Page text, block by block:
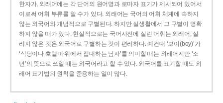
한자가, 외래어에는 각 단어의 원어명과 로마자 표기가 제시되어 있어서
이로써 어휘 부류를 알 수가 있다. 외래어는 국어의 어휘 체계에 속하지
않는 외국어와 개념적으로 구별된다. 하지만 실생활에서 그 구별이 명확
하지 않을 때가 있다. 현실적으로는 국어사전에 실린 어휘는 외래어, 실
리지 않은 것은 외국어로 구별하는 것이 편리하다. 예컨대 ‘보이(boy)’가
‘식당이나 호텔 따위에서 접대하는 남자’를 의미할 때는 외래어지만 ‘소
년’의 뜻으로 쓰일 때는 외국어라고 할 수 있다. 외국어를 표기할 때도 외
래어 표기법의 원칙을 준용하는 일이 많다.